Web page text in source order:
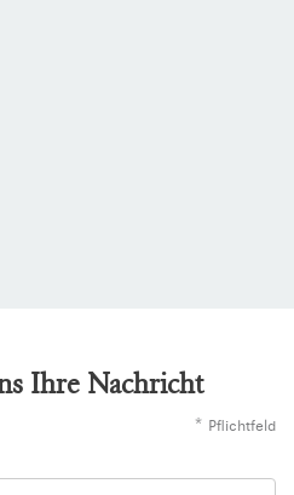
Ihre Nachricht
* Pflichtfeld